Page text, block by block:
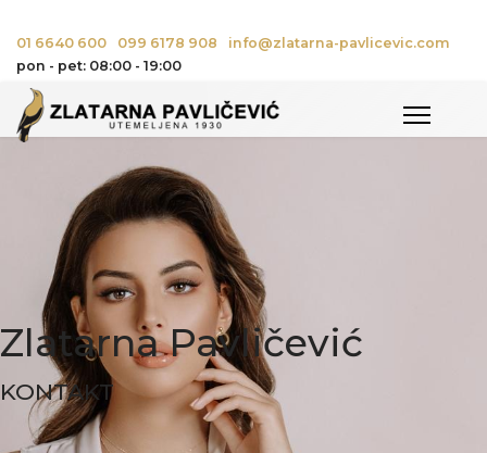
01 6640 600 099 6178 908
info@zlatarna-pavlicevic.com
pon - pet: 08:00 - 19:00
Zlatarna Pavličević
KONTAKT